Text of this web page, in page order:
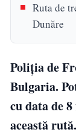
Ruta de
Dunăre
Poliția de
Bulgaria.
cu data de
această rută.